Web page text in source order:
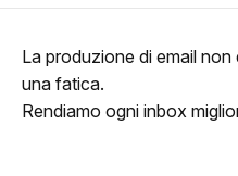
La produzione di email
una fatica.
Rendiamo ogni inbox